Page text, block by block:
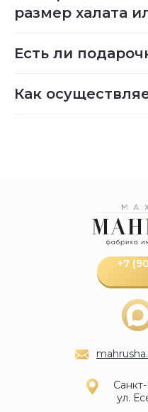
размер халата
Есть ли
Как
ул.
+7